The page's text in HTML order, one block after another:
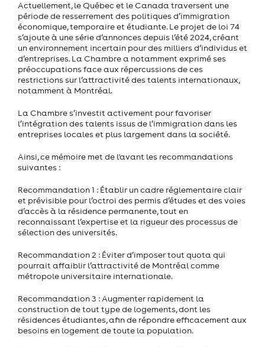
Actuellement, le Québec et le Canada traversent une
période de resserrement des politiques d’immigration
économique, temporaire et étudiante. Le projet de loi 74
s’ajoute à une série d’annonces depuis l’été 2024, créant
un environnement incertain pour des milliers d’individus et
d’entreprises. La Chambre a notamment exprimé ses
préoccupations face aux répercussions de ces
restrictions sur l’attractivité des talents internationaux,
notamment à Montréal.
La Chambre s’investit activement pour favoriser
l’intégration des talents issus de l’immigration dans les
entreprises locales et plus largement dans la société.
Ainsi, ce mémoire met de l'avant les recommandations
suivantes :
Recommandation 1 : Établir un cadre réglementaire clair
et prévisible pour l’octroi des permis d’études et des voies
d’accès à la résidence permanente, tout en
reconnaissant l’expertise et la rigueur des processus de
sélection des universités.
Recommandation 2 : Éviter d’imposer tout quota qui
pourrait affaiblir l’attractivité de Montréal comme
métropole universitaire internationale.
Recommandation 3 : Augmenter rapidement la
construction de tout type de logements, dont les
résidences étudiantes, afin de répondre efficacement aux
besoins en logement de toute la population.